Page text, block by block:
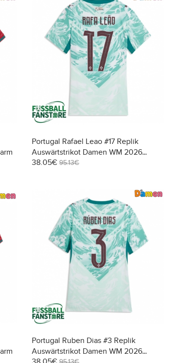
Portugal Rafael Leao #17 Replik
Auswärtstrikot Damen WM 2026
Kurzarm
38.05€ 95.13€
Portugal Ruben Dias #3 Replik
Auswärtstrikot Damen WM 2026